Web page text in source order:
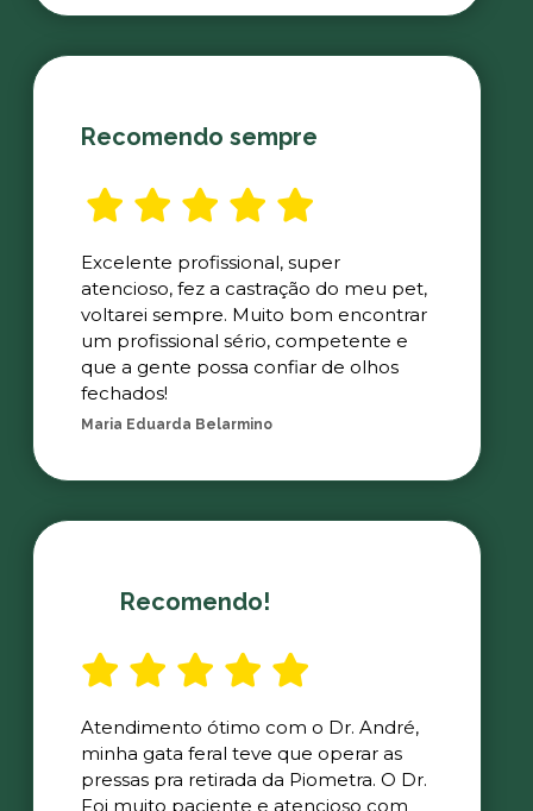
Recomendo sempre
Excelente profissional, super
atencioso, fez a castração do meu pet,
voltarei sempre. Muito bom encontrar
um profissional sério, competente e
que a gente possa confiar de olhos
fechados!
Maria Eduarda Belarmino
Recomendo!
Atendimento ótimo com o Dr. André,
minha gata feral teve que operar as
pressas pra retirada da Piometra. O Dr.
Foi muito paciente e atencioso com